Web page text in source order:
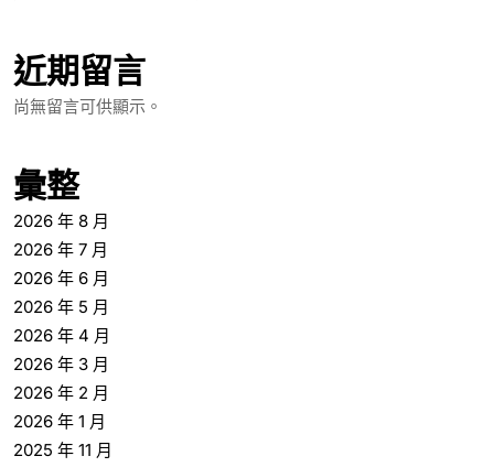
近期留言
尚無留言可供顯示。
彙整
2026 年 8 月
2026 年 7 月
2026 年 6 月
2026 年 5 月
2026 年 4 月
2026 年 3 月
2026 年 2 月
2026 年 1 月
2025 年 11 月